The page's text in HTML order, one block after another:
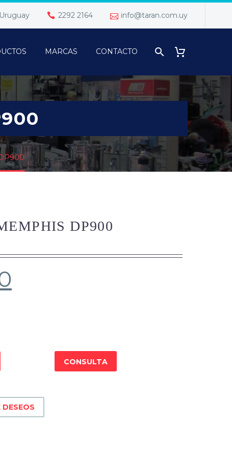
2292 2164 info@taran.com.uy
MARCAS CONTACTO
DP900
CONSULTA